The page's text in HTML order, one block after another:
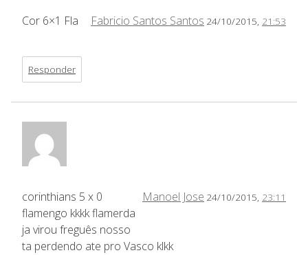
Fabricio Santos Santos 24/10/2015, 21:53
Cor 6×1 Fla
Responder
Manoel Jose 24/10/2015, 23:11
corinthians 5 x 0
flamengo kkkk flamerda
ja virou freguês nosso
ta perdendo ate pro Vasco klkk